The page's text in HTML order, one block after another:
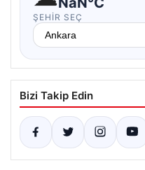
ŞEHIR SEÇ
Bizi Takip Edin